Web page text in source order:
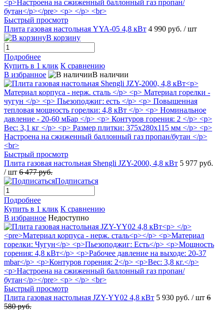
Быстрый просмотр
Плита газовая настольная YYA-05 4,8 кВт 4 990 руб. / шт
В корзину
Подробнее
Купить в 1 клик К сравнению
В избранное
В наличии
Быстрый просмотр
Плита газовая настольная Shengli JZY-2000, 4,8 кВт 5 977 руб.
/ шт 6 477 руб.
Подписаться
Подробнее
Купить в 1 клик К сравнению
В избранное Недоступно
Быстрый просмотр
Плита газовая настольная JZY-YY02 4,8 кВт 5 930 руб. / шт 6
580 руб.